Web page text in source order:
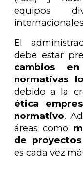
equipos
El
debe estar
cambios
normativas
debido a la
ética
normativo.
áreas como
de proyectos
es cada vez